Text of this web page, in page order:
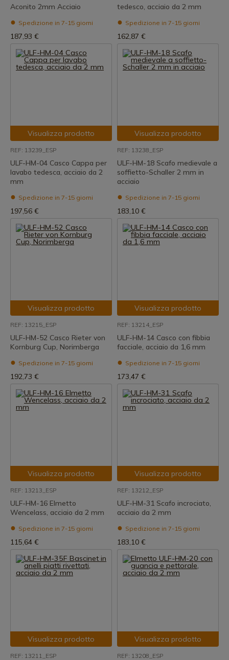
Aconito 2mm Acciaio
Spedizione in 7-15 giorni
187,93 €
tedesco, acciaio da 2 mm
Spedizione in 7-15 giorni
162,87 €
Visualizza prodotto
REF: 13239_ESP
ULF-HM-04 Casco Cappa per
lavabo tedesca, acciaio da 2
mm
Spedizione in 7-15 giorni
197,56 €
Visualizza prodotto
REF: 13238_ESP
ULF-HM-18 Scafo medievale a
soffietto-Schaller 2 mm in
acciaio
Spedizione in 7-15 giorni
183,10 €
Visualizza prodotto
REF: 13215_ESP
ULF-HM-52 Casco Rieter von
Kornburg Cup, Norimberga
Spedizione in 7-15 giorni
192,73 €
Visualizza prodotto
REF: 13214_ESP
ULF-HM-14 Casco con fibbia
facciale, acciaio da 1,6 mm
Spedizione in 7-15 giorni
173,47 €
Visualizza prodotto
REF: 13213_ESP
ULF-HM-16 Elmetto
Wencelass, acciaio da 2 mm
Spedizione in 7-15 giorni
115,64 €
Visualizza prodotto
REF: 13212_ESP
ULF-HM-31 Scafo incrociato,
acciaio da 2 mm
Spedizione in 7-15 giorni
183,10 €
Visualizza prodotto
REF: 13211_ESP
Visualizza prodotto
REF: 13208_ESP